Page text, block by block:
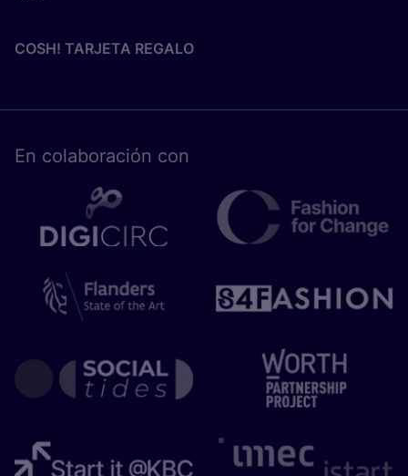
COSH! TARJETA REGALO
En cola­bo­ra­ción con